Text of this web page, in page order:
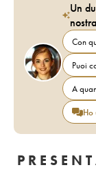
Un
Con
Puoi
A
Ho